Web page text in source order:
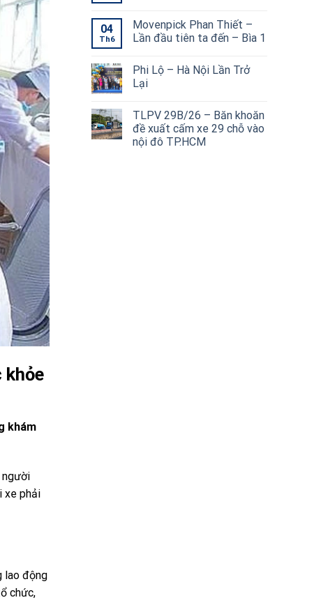
khỏe
khám
người
xe phải
lao động
chức,
04
Th6
Movenpick Phan Thiết –
Lần đầu tiên ta đến – Bìa 1
Phi Lộ – Hà Nội Lần Trở
Lại
TLPV 29B/26 – Băn khoăn
đề xuất cấm xe 29 chỗ vào
nội đô TP.HCM